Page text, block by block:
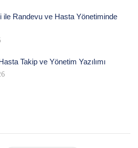
ile Randevu ve Hasta Yönetiminde
Takip ve Yönetim Yazılımı